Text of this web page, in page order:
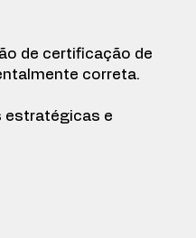
de certificação de
correta.
estratégicas e